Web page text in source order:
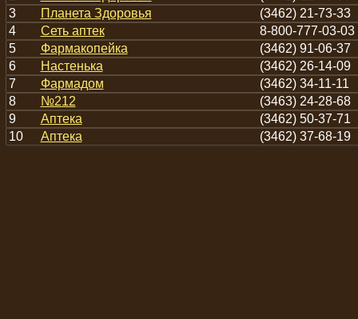
3
Планета Здоровья
(3462) 21-73-33
4
Сеть аптек
8-800-777-03-03
5
Фармакопейка
(3462) 91-06-37
6
Настенька
(3462) 26-14-09
7
Фармадом
(3462) 34-11-11
8
№212
(3463) 24-28-68
9
Аптека
(3462) 50-37-71
10
Аптека (3462) 37-68-19